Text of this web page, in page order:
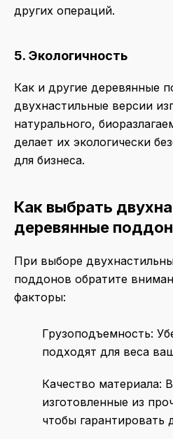
других операций.
5. Экологичность
Как и другие деревянные
двухнастильные версии
натурального,
делает их экологически
для бизнеса.
Как выбрать
деревянные
При выборе
поддонов обратите
факторы:
Грузоподъемность:
подходят для веса
Качество материала:
изготовленные из
чтобы гарантировать